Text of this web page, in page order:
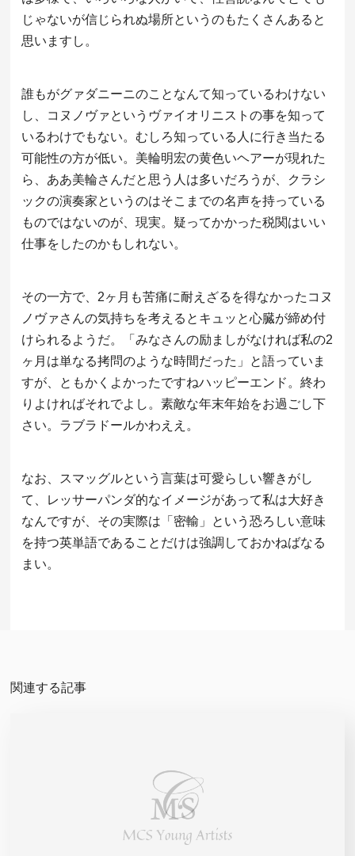
じゃないが信じられぬ場所というのもたくさんあると
思いますし。
誰もがグァダニーニのことなんて知っているわけない
し、コヌノヴァというヴァイオリニストの事を知って
いるわけでもない。むしろ知っている人に行き当たる
可能性の方が低い。美輪明宏の黄色いヘアーが現れた
ら、ああ美輪さんだと思う人は多いだろうが、クラシ
ックの演奏家というのはそこまでの名声を持っている
ものではないのが、現実。疑ってかかった税関はいい
仕事をしたのかもしれない。
その一方で、2ヶ月も苦痛に耐えざるを得なかったコヌ
ノヴァさんの気持ちを考えるとキュッと心臓が締め付
けられるようだ。「みなさんの励ましがなければ私の2
ヶ月は単なる拷問のような時間だった」と語っていま
すが、ともかくよかったですねハッピーエンド。終わ
りよければそれでよし。素敵な年末年始をお過ごし下
さい。ラブラドールかわええ。
なお、スマッグルという言葉は可愛らしい響きがし
て、レッサーパンダ的なイメージがあって私は大好き
なんですが、その実際は「密輸」という恐ろしい意味
を持つ英単語であることだけは強調しておかねばなる
まい。
関連する記事